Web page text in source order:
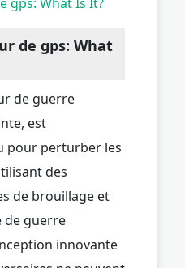
de gps: What
de guerre
est
pour perturber les
des
de brouillage et
de guerre
innovante